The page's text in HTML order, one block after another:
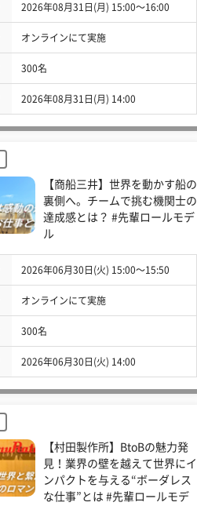
2026年08月31日(月) 15:00〜16:00
オンラインにて実施
300名
2026年08月31日(月) 14:00
【商船三井】世界を動かす船の
裏側へ。チームで挑む機関士の
達成感とは？ #先輩ロールモデ
ル
2026年06月30日(火) 15:00〜15:50
オンラインにて実施
300名
2026年06月30日(火) 14:00
【村田製作所】BtoBの魅力発
見！業界の壁を越えて世界にイ
ンパクトを与える“ボーダレス
な仕事”とは #先輩ロールモデ